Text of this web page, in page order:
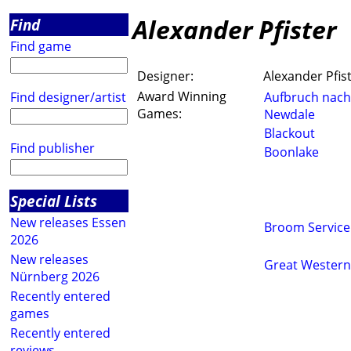
Find
Find game
Find designer/artist
Find publisher
Special Lists
New releases Essen
2026
New releases
Nürnberg 2026
Recently entered
games
Recently entered
Alexander Pfister
Designer:
Alexander
Award Winning
Games:
Aufbruch nach
Newdale
Blackout
Boonlake
Broom Service
Great